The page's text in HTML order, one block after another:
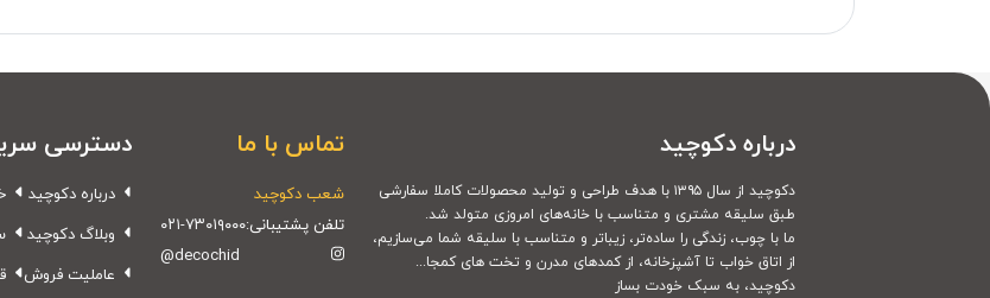
درباره دکوچید
دکوچید از سال ۱۳۹۵ با هدف طراحی و تولید محصولات کاملا سفارشی
طبق سلیقه مشتری و متناسب با خانه‌های امروزی متولد شد.
ما با چوب، زندگی را ساده‌تر، زیباتر و متناسب با سلیقه شما می‌سازیم،
از اتاق خواب تا آشپزخانه، از کمدهای مدرن و تخت های کمجا...
دکوچید، به سبک خودت بساز
تماس با ما
شعب دکوچید
تلفن پشتیبانی:۰۲۱-۷۳۰۱۹۰۰۰
@decochid
دسترسی
درباره دکوچید
وبلاگ دکوچید
عاملیت فروش